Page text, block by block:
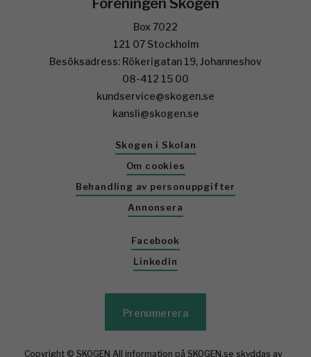
Föreningen Skogen
Box 7022
121 07 Stockholm
Besöksadress: Rökerigatan 19, Johanneshov
08-412 15 00
kundservice@skogen.se
kansli@skogen.se
Skogen i Skolan
Om cookies
Behandling av personuppgifter
Annonsera
Facebook
Linkedin
Prenumerera
Copyright © SKOGEN All information på SKOGEN.se skyddas av